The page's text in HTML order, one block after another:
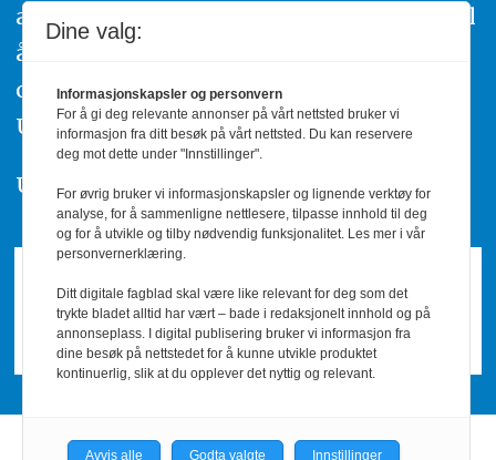
av urettmessig publisering, oppfordres til
å ta kontakt med redaksjonen. Du kan
også klage inn saker til Pressens Faglige
Utvalg,www.pfu.no.
Utgiver: PBL
Dine valg:
Informasjonskapsler og personvern
For å gi deg relevante annonser på vårt nettsted bruker vi
informasjon fra ditt besøk på vårt nettsted. Du kan reservere
deg mot dette under "Innstillinger".
For øvrig bruker vi informasjonskapsler og lignende verktøy for
analyse, for å sammenligne nettlesere, tilpasse innhold til deg
og for å utvikle og tilby nødvendig funksjonalitet. Les mer i vår
personvernerklæring.
Ditt digitale fagblad skal være like relevant for deg som det
trykte bladet alltid har vært – bade i redaksjonelt innhold og på
annonseplass. I digital publisering bruker vi informasjon fra
dine besøk på nettstedet for å kunne utvikle produktet
kontinuerlig, slik at du opplever det nyttig og relevant.
Avvis alle Godta valgte Innstillinger